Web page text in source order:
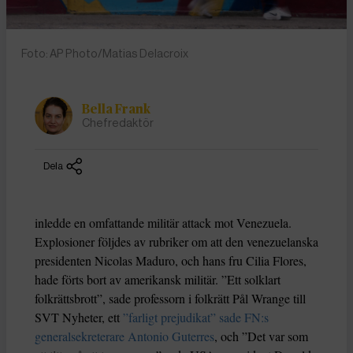
Foto: AP Photo/Matias Delacroix
Bella Frank
Chefredaktör
Dela
inledde en omfattande militär attack mot Venezuela.
Explosioner följdes av rubriker om att den venezuelanska
presidenten Nicolas Maduro, och hans fru Cilia Flores,
hade förts bort av amerikansk militär. ”Ett solklart
folkrättsbrott”, sade professorn i folkrätt Pål Wrange till
SVT Nyheter, ett ”farligt prejudikat” sade FN:s
generalsekreterare Antonio Guterres, och ”Det var som